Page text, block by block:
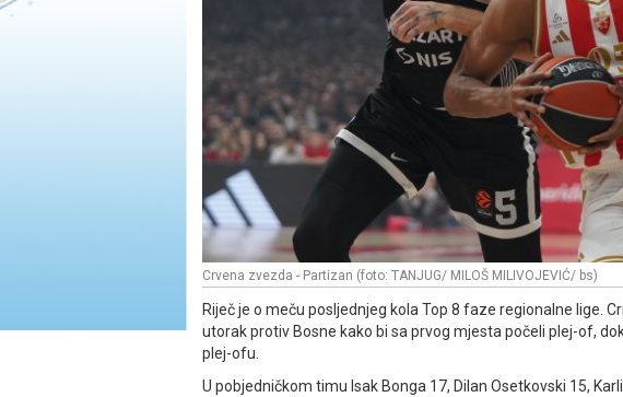
Crvena zvezda - Partizan (foto: TANJUG/ MILOŠ MILIVOJEVIĆ/ bs)
Riječ je o meču posljednjeg kola Top 8 faze regionalne lige.
utorak protiv Bosne kako bi sa prvog mjesta počeli plej-of,
plej-ofu.
U pobjedničkom timu Isak Bonga 17, Dilan Osetkovski 15,